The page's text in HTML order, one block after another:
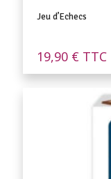
Jeu d’Echecs
19,90 € TTC